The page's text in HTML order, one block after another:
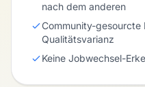
nach dem anderen
Community-gesourcte
Qualitätsvarianz
Keine Jobwechsel-